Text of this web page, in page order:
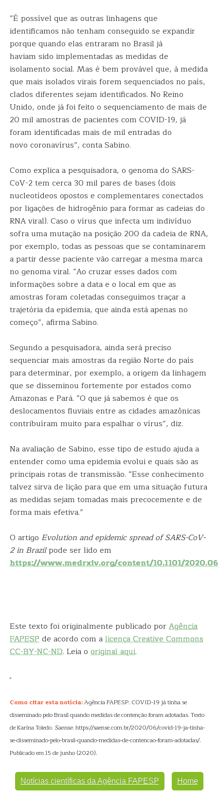
“É possível que as outras linhagens que
identificamos não tenham conseguido se expandir
porque quando elas entraram no Brasil já
haviam sido implementadas as medidas de
isolamento social. Mas é bem provável que, à medida
que mais isolados virais forem sequenciados no país,
clados diferentes sejam identificados. No Reino
Unido, onde já foi feito o sequenciamento de mais de
20 mil amostras de pacientes com COVID-19, já
foram identificadas mais de mil entradas do
novo coronavírus”, conta Sabino.
Como explica a pesquisadora, o genoma do SARS-
CoV-2 tem cerca 30 mil pares de bases (dois
nucleotídeos opostos e complementares conectados
por ligações de hidrogênio para formar as cadeias do
RNA viral). Caso o vírus que infecta um indivíduo
sofra uma mutação na posição 200 da cadeia de RNA,
por exemplo, todas as pessoas que se contaminarem
a partir desse paciente vão carregar a mesma marca
no genoma viral. “Ao cruzar esses dados com
informações sobre a data e o local em que as
amostras foram coletadas conseguimos traçar a
trajetória da epidemia, que ainda está apenas no
começo”, afirma Sabino.
Segundo a pesquisadora, ainda será preciso
sequenciar mais amostras da região Norte do país
para determinar, por exemplo, a origem da linhagem
que se disseminou fortemente por estados como
Amazonas e Pará. “O que já sabemos é que os
deslocamentos fluviais entre as cidades amazônicas
contribuíram muito para espalhar o vírus”, diz.
Na avaliação de Sabino, esse tipo de estudo ajuda a
entender como uma epidemia evolui e quais são as
principais rotas de transmissão. “Esse conhecimento
talvez sirva de lição para que em uma situação futura
as medidas sejam tomadas mais precocemente e de
forma mais efetiva.”
O artigo Evolution and epidemic spread of SARS-CoV-
2 in Brazilpode ser lido em
https://www.medrxiv.org/content/10.1101/
Este texto foi originalmente publicado porAgência
FAPESPde acordo com alicença Creative Commons
CC-BY-NC-ND. Leia o original aqui.
Como citar esta notícia:Agência FAPESP. COVID-19 já tinha se
disseminado pelo Brasil quando medidas de contenção foram adotadas. Texto
de Karina Toledo. Saense. https://saense.com.br/2020/06/covid-19-ja-tinha-
se-disseminado-pelo-brasil-quando-medidas-de-contencao-foram-adotadas/.
Publicado em 15 de junho (2020).
Notícias científicas da Agência FAPESP Home